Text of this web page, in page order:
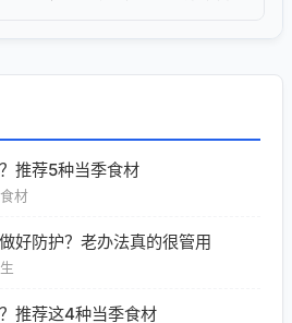
推荐5种当季食材
材
好防护？老办法真的很管用
推荐这4种当季食材